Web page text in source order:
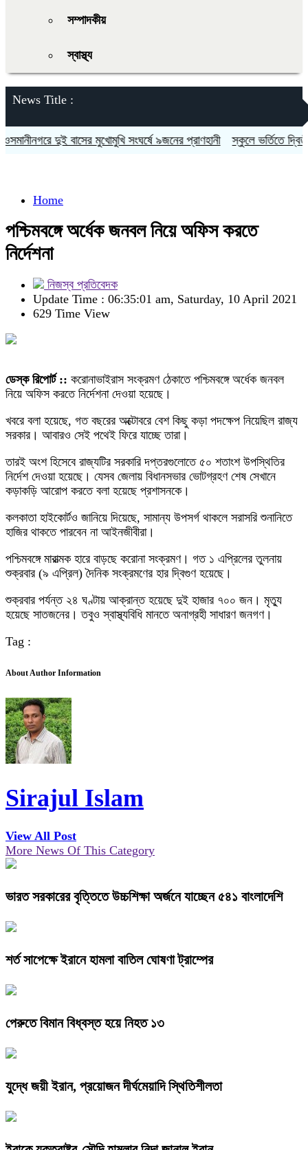
সম্পাদকীয়
স্বাস্থ্য
News Title :
দুই বাসের মুখোমুখি সংঘর্ষে ৯জনের প্রাণহানী স্কুলে ভর্তিতে দ্বিতীয়-
Home
পশ্চিমবঙ্গে অর্ধেক জনবল নিয়ে অফিস করতে
নির্দেশনা
নিজস্ব প্রতিবেদক
Update Time : 06:35:01 am, Saturday, 10 April 2021
629 Time View
ডেস্ক রিপোর্ট :: করোনাভাইরাস সংক্রমণ ঠেকাতে পশ্চিমবঙ্গে অর্ধেক জনবল
নিয়ে অফিস করতে নির্দেশনা দেওয়া হয়েছে।
খবরে বলা হয়েছে, গত বছরের অক্টোবরে বেশ কিছু কড়া পদক্ষেপ নিয়েছিল রাজ্য
সরকার। আবারও সেই পথেই ফিরে যাচ্ছে তারা।
তারই অংশ হিসেবে রাজ্যটির সরকারি দপ্তরগুলোতে ৫০ শতাংশ উপস্থিতির
নির্দেশ দেওয়া হয়েছে। যেসব জেলায় বিধানসভার ভোটগ্রহণ শেষ সেখানে
কড়াকড়ি আরোপ করতে বলা হয়েছে প্রশাসনকে।
কলকাতা হাইকোর্টও জানিয়ে দিয়েছে, সামান্য উপসর্গ থাকলে সরাসরি শুনানিতে
হাজির থাকতে পারবেন না আইনজীবীরা।
পশ্চিমবঙ্গে মারাত্মক হারে বাড়ছে করোনা সংক্রমণ। গত ১ এপ্রিলের তুলনায়
শুক্রবার (৯ এপ্রিল) দৈনিক সংক্রমণের হার দ্বিগুণ হয়েছে।
শুক্রবার পর্যন্ত ২৪ ঘণ্টায় আক্রান্ত হয়েছে দুই হাজার ৭০০ জন। মৃত্যু
হয়েছে সাতজনের। তবুও স্বাস্থ্যবিধি মানতে অনাগ্রহী সাধারণ জনগণ।
Tag :
About Author Information
Sirajul Islam
View All Post
More News Of This Category
ভারত সরকারের বৃত্তিতে উচ্চশিক্ষা অর্জনে যাচ্ছেন ৫৪১ বাংলাদেশি
শর্ত সাপেক্ষে ইরানে হামলা বাতিল ঘোষণা ট্রাম্পের
পেরুতে বিমান বিধ্বস্ত হয়ে নিহত ১৩
যুদ্ধে জয়ী ইরান, প্রয়োজন দীর্ঘমেয়াদি স্থিতিশীলতা